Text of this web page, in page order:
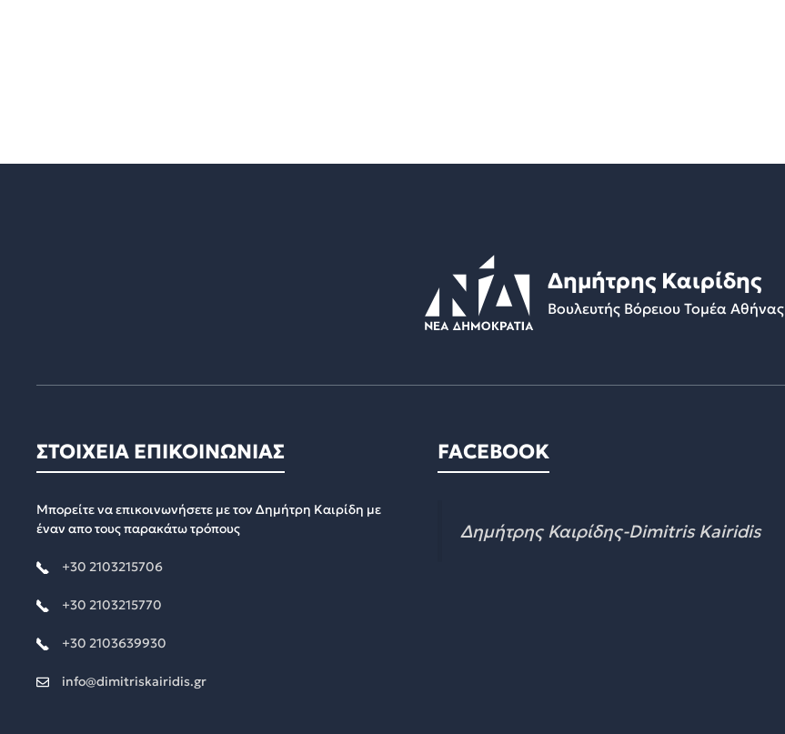
Δημήτρης Καιρίδης
Βουλευτής Βόρειου Τομέα Αθήνας
ΣΤΟΙΧΕΙΑ ΕΠΙΚΟΙΝΩΝΙΑΣ
Μπορείτε να επικοινωνήσετε με τον Δημήτρη Καιρίδη με
έναν απο τους παρακάτω τρόπους
+30 2103215706
+30 2103215770
+30 2103639930
info@dimitriskairidis.gr
FACEBOOK
Δημήτρης Καιρίδης-Dimitris Kairidis